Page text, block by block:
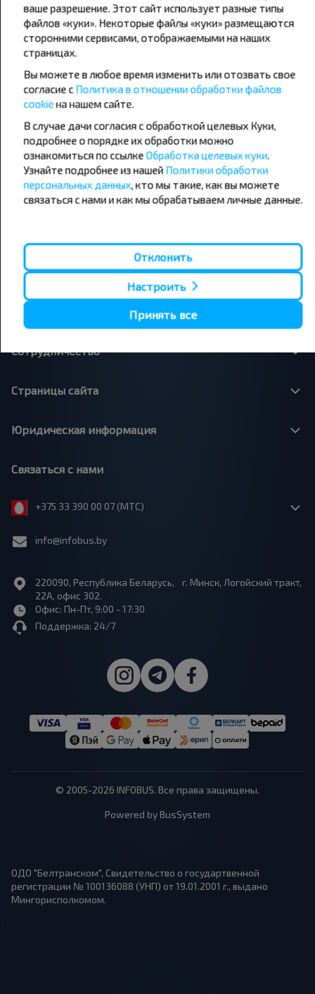
Популярные автобусные
направления
Орша - Могилёв
Минск - Несвиж
Минск - Могилёв
Минск - Брест
Минск - Гомель
Минск - Бобруйск
Минск - Барановичи
Гомель - Минск
Брест - Минск
Варшава - Минск
Санкт-Петербург - Минск
Вильнюс - Минск
Полоцк - Рига
Минск - Москва
Москва - Барановичи
Брест - Люблин
Сотрудничество
Страницы сайта
Юридическая информация
Связаться с нами
+375 33 390 00 07 (МТС)
info@infobus.by
220090, Республика Беларусь, г. Минск, Логойский тракт,
22А, офис 302.
Офис: Пн-Пт, 9:00 - 17:30
Поддержка: 24/7
© 2005-2026 INFOBUS. Все права защищены.
Powered by BusSystem
ОДО "Белтранском", Свидетельство о государтвенной
регистрации № 100136088 (УНП) от 19.01.2001 г., выдано
Мингорисполкомом.
ваше разрешение. Этот сайт использует разные типы
файлов «куки». Некоторые файлы «куки» размещаются
сторонними сервисами, отображаемыми на наших
страницах.
Вы можете в любое время изменить или отозвать свое
согласие сПолитика в отношении обработки файлов
cookieна нашем сайте.
В случае дачи согласия с обработкой целевых Куки,
подробнее о порядке их обработки можно
ознакомиться по ссылкеОбработка целевых куки.
Узнайте подробнее из нашей Политики обработки
персональных данных, кто мы такие, как вы можете
связаться с нами и как мы обрабатываем личные данные.
Отклонить
Настроить
Принять все